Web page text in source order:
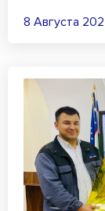
8 Августа